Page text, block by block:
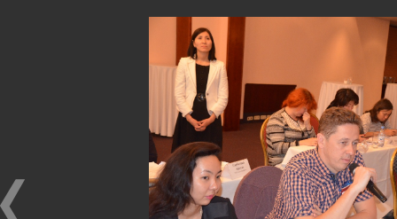
—ЭЛЕКТРОННЫЕ СЧЕТА-ФАКТУРЫ.
ЭЛЕКТРОННЫЕ СЧЕТА-
ФАКТУРЫ. ВИРТУАЛЬНЫЙ
ЭЛЕКТРОННЫЕ СЧЕТА-ФАКТУРЫ. ВИРТУАЛЬНЫЙ